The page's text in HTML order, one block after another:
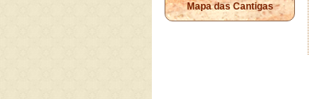
Mapa das Cantigas